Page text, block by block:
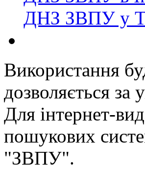
ДНЗ ЗВПУ у
Використання
дозволяється
Для інтернет-
пошукових
"ЗВПУ".